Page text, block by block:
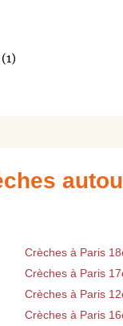
(1)
Crèches à Paris
Crèches à Paris
Crèches à Paris
Crèches à Paris